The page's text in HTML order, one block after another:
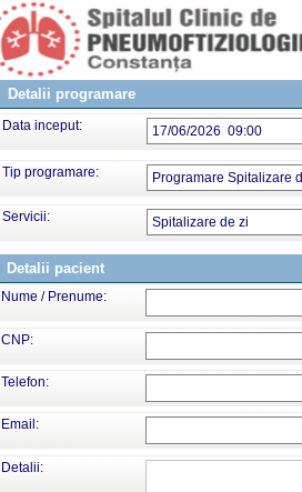
Detalii programare
Data inceput: 17/06/2026 09:00
Tip programare: Programare Spitalizare
Servicii: Spitalizare de zi
Detalii pacient
Nume / Prenume:
CNP:
Telefon:
Email:
Detalii: